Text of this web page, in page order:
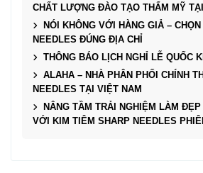
CHẤT LƯỢNG ĐÀO TẠO THẨM MỸ
NÓI KHÔNG VỚI HÀNG GIẢ –
NEEDLES ĐÚNG ĐỊA CHỈ
THÔNG BÁO LỊCH NGHỈ LỄ QUỐC
ALAHA – NHÀ PHÂN PHỐI CHÍNH
NEEDLES TẠI VIỆT NAM
NÂNG TẦM TRẢI NGHIỆM LÀM
VỚI KIM TIÊM SHARP NEEDLES